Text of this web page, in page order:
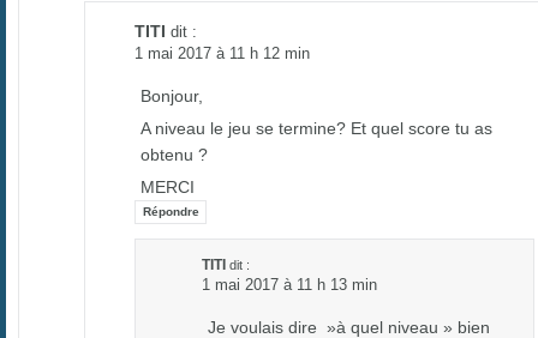
TITI dit :
1 mai 2017 à 11 h 12 min
Bonjour,
A niveau le jeu se termine? Et quel score tu as
obtenu ?
MERCI
Répondre
TITI dit :
1 mai 2017 à 11 h 13 min
Je voulais dire »à quel niveau » bien